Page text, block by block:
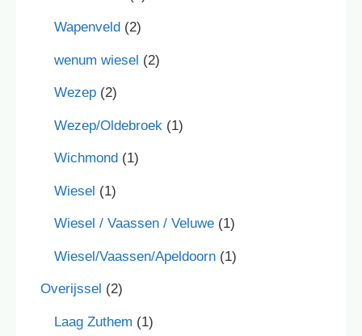
Wapenveld (2)
wenum wiesel (2)
Wezep (2)
Wezep/Oldebroek (1)
Wichmond (1)
Wiesel (1)
Wiesel / Vaassen / Veluwe (1)
Wiesel/Vaassen/Apeldoorn (1)
Overijssel (2)
Laag Zuthem (1)